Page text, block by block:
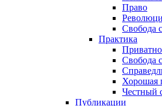
Право
Свобода
Практика
Свобода
Хорошая
Честный
Публикации